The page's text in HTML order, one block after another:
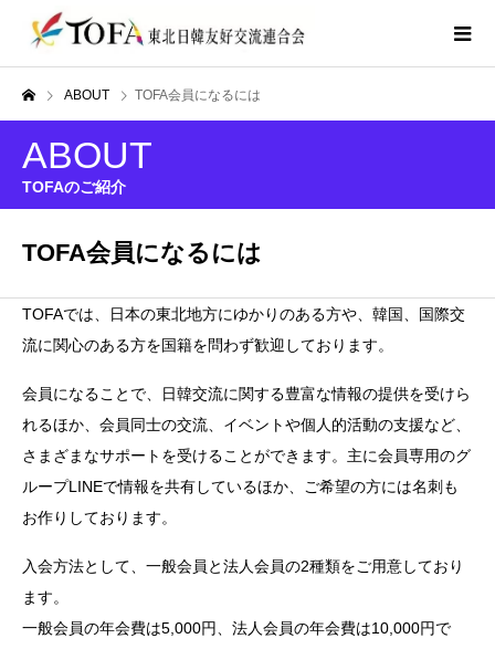
ABOUT TOFA会員になるには
ABOUT
TOFAのご紹介
TOFA会員になるには
TOFAでは、日本の東北地方にゆかりのある方や、韓国、国際交
流に関心のある方を国籍を問わず歓迎しております。
会員になることで、日韓交流に関する豊富な情報の提供を受けら
れるほか、会員同士の交流、イベントや個人的活動の支援など、
さまざまなサポートを受けることができます。主に会員専用のグ
ループLINEで情報を共有しているほか、ご希望の方には名刺も
お作りしております。
入会方法として、一般会員と法人会員の2種類をご用意しており
ます。
一般会員の年会費は5,000円、法人会員の年会費は10,000円で